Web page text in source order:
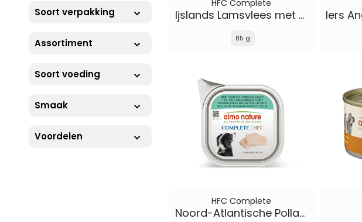
Soort verpakking
Assortiment
Soort voeding
Smaak
Voordelen
HFC Complete
Ijslands Lamsvlees met Wortelen
85 g
HFC Complete
Noord-Atlantische Pollachius